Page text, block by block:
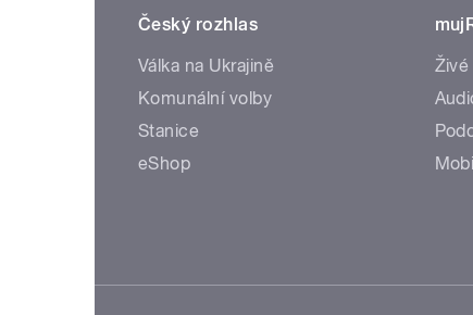
Český rozhlas
Válka na Ukrajině
Komunální volby
Stanice
eShop
Živé